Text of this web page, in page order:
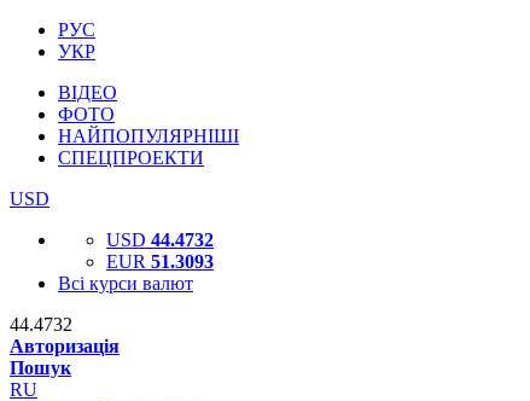
РУС
УКР
ВІДЕО
ФОТО
НАЙПОПУЛЯРНІШІ
СПЕЦПРОЕКТИ
USD
USD 44.4732
EUR 51.3093
Всі курси валют
44.4732
Авторизація
Пошук
RU